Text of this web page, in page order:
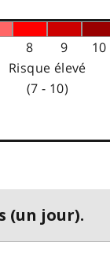
8 9
10
Risque élevé
(7 - 10)
(un jour).